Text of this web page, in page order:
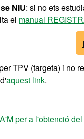
NIU: si no ets
el manual
TPV (targeta) i no
aquest link.
per a l'obtenció